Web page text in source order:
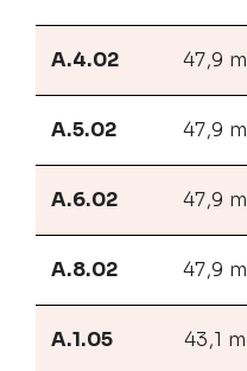
A.4.02 47,9 m
A.5.02 47,9 m
A.6.02 47,9 m
A.8.02 47,9 m
A.1.05 43,1 m